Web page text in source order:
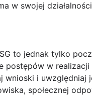
w swojej
to jednak tylko
postępów w
wnioski i uwzględniaj
społecznej